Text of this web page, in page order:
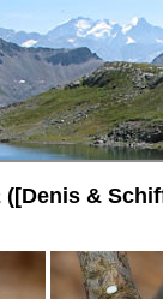
([Denis &